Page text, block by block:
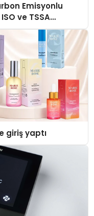
Emisyonlu
ve TSSA
giriş yaptı